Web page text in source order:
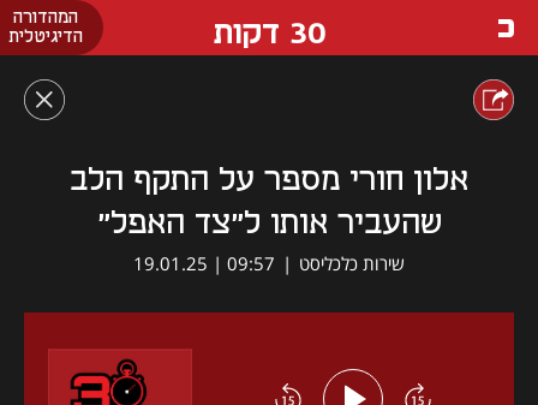
המהדורה
הדיגיטלית
30 דקות
אלון חורי מספר על התקף הלב
שהעביר אותו ל"צד האפל"
שירות כלכליסט |
09:57 | 19.01.25